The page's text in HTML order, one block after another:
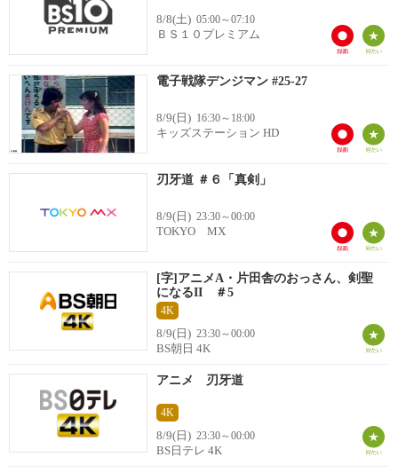
8/8(土) 05:00～07:10
ＢＳ１０プレミアム
電子戦隊デンジマン #25-27
8/9(日) 16:30～18:00
キッズステーション HD
刃牙道 ＃６「真剣」
8/9(日) 23:30～00:00
TOKYO MX
[字]アニメA・片田舎のおっさん、剣聖
になるII ＃5
4K
8/9(日) 23:30～00:00
BS朝日 4K
アニメ 刃牙道
4K
8/9(日) 23:30～00:00
BS日テレ 4K